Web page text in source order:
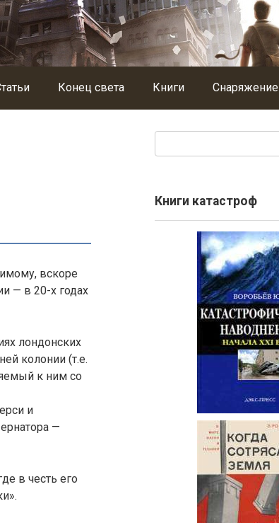
Конец света Книги Снаряжение
вскоре
— в 20-х годах
лондонских
колонии (т.е.
к ним со
и
—
в честь его
Книги катастроф